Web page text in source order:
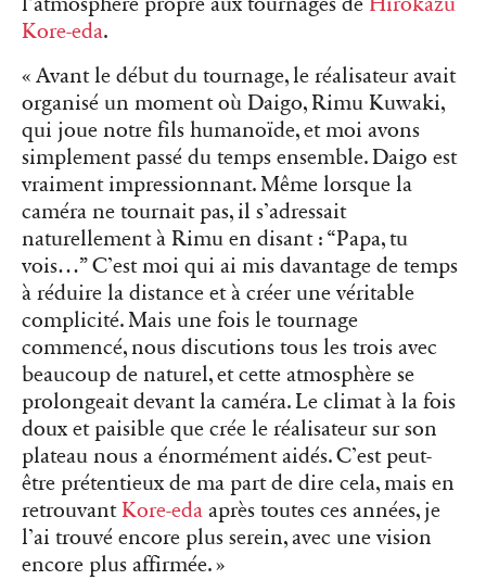
Kore-eda.
« Avant le début du tournage, le réalisateur avait
organisé un moment où Daigo, Rimu Kuwaki,
qui joue notre fils humanoïde, et moi avons
simplement passé du temps ensemble. Daigo est
vraiment impressionnant. Même lorsque la
caméra ne tournait pas, il s’adressait
naturellement à Rimu en disant : “Papa, tu
vois…” C’est moi qui ai mis davantage de temps
à réduire la distance et à créer une véritable
complicité. Mais une fois le tournage
commencé, nous discutions tous les trois avec
beaucoup de naturel, et cette atmosphère se
prolongeait devant la caméra. Le climat à la fois
doux et paisible que crée le réalisateur sur son
plateau nous a énormément aidés. C’est peut-
être prétentieux de ma part de dire cela, mais en
retrouvant Kore-eda après toutes ces années, je
l’ai trouvé encore plus serein, avec une vision
encore plus affirmée. »